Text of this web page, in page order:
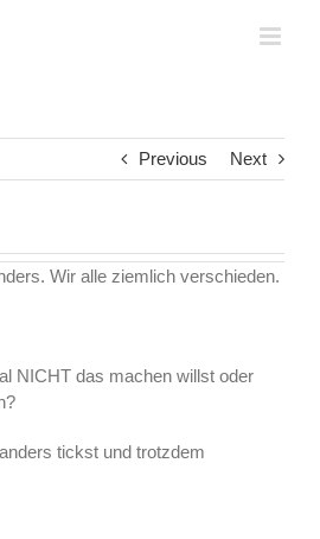
Previous Next
Wir alle ziemlich verschieden.
NICHT das machen willst oder
tickst und trotzdem